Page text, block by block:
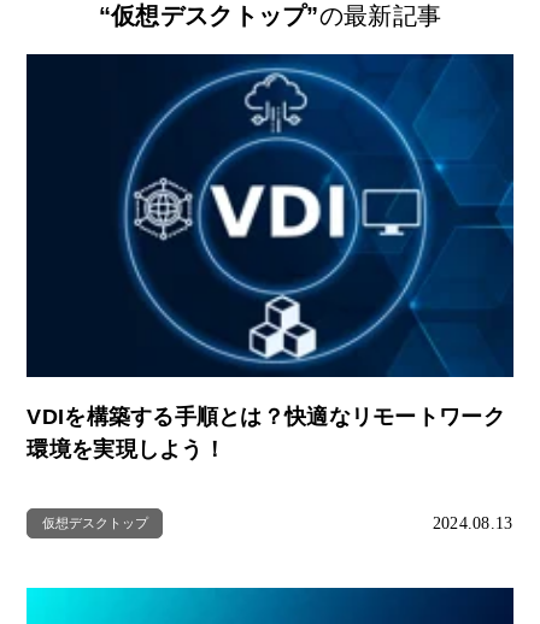
“仮想デスクトップ”の最新記事
VDIを構築する手順とは？快適なリモートワーク
環境を実現しよう！
仮想デスクトップ 2024.08.13